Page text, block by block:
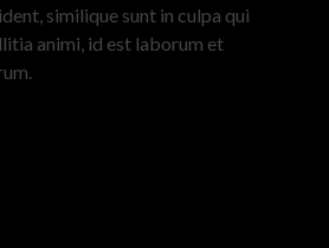
similique sunt in culpa qui
animi, id est laborum et